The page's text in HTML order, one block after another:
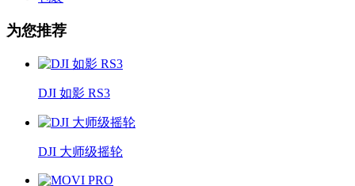
为您推荐
DJI 如影 RS3
DJI 大师级摇轮